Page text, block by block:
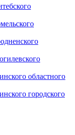
областного
городского